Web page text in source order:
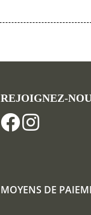
REJOIGNEZ-
MOYENS DE